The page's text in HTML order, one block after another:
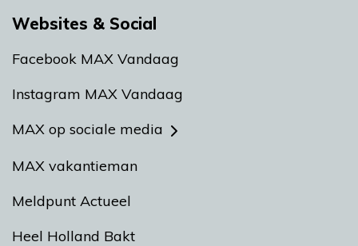
Websites & Social
Facebook MAX Vandaag
Instagram MAX Vandaag
MAX op sociale media
MAX vakantieman
Meldpunt Actueel
Heel Holland Bakt